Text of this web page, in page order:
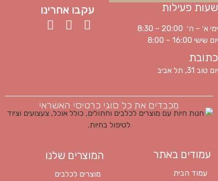
שעות פעילות
ימי א׳ – ה׳ 20:00 – 8:30
יום שישי 16:00 – 8:00
כתובת
יום טוב 31, תל אביב
עקבו אחרינו
מכבדים את כל סוגי כרטיסי האשראי
עמודים באתר
עמוד הבית
המוצרים שלנו
מוצרים לכלבים